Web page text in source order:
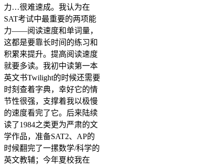
力…很难速成。我认为在
SAT考试中最重要的两项能
力——阅读速度和单词量，
这都是要靠长时间的练习和
积累来提升。提高阅读速度
就要多读。我初中读第一本
英文书Twilight的时候还需要
时刻查着字典，幸好它的情
节性很强，支撑着我以极慢
的速度看完了它。后来陆续
读了1984之类更为严肃的文
学作品，准备SAT2、AP的
时候翻完了一摞数学/科学的
英文教辅；今年夏校我在